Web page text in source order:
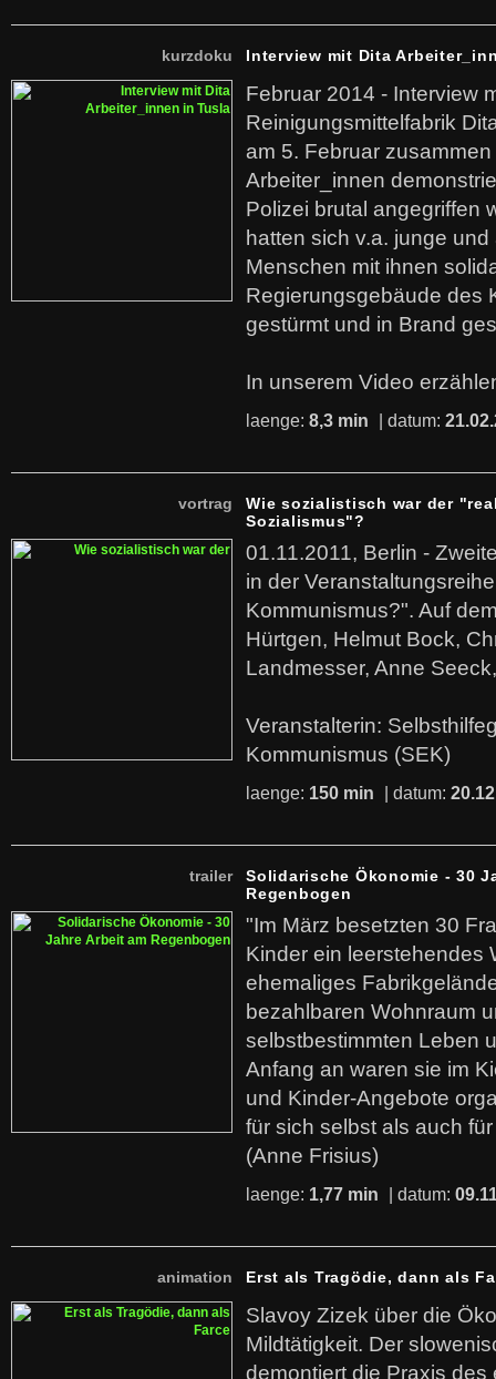
kurzdoku Interview mit Dita
Februar 2014 - Interview
Reinigungsmittelfabrik
am 5. Februar
Arbeiter_innen
Polizei brutal angegriffen
hatten sich v.a. junge
Menschen mit ihnen
Regierungsgebäude des
gestürmt und in Brand
In unserem Video
laenge: 8,3 min | datum:
vortrag
Wie sozialistisch war der
Sozialismus"?
01.11.2011, Berlin -
in der
Kommunismus?". Auf
Hürtgen, Helmut Bock,
Landmesser, Anne
Veranstalterin:
Kommunismus (SEK)
laenge: 150 min | datum:
trailer
Solidarische Ökonomie - 30
Regenbogen
"Im März besetzten 30
Kinder ein leerstehendes
ehemaliges
bezahlbaren Wohnraum
selbstbestimmten Leben
Anfang an waren sie im
und Kinder-Angebote
für sich selbst als auch
(Anne Frisius)
laenge: 1,77 min | datum:
animation Erst als Tragödie, dann als
Slavoy Zizek über die
Mildtätigkeit. Der
demontiert die Praxis des